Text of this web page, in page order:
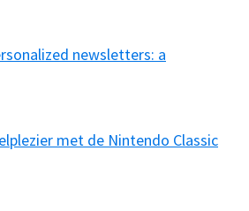
newsletters: a
met de Nintendo Classic